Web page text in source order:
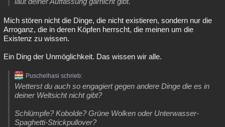
Mich stören nicht die Dinge, die nicht existieren, sondern nur die
Arroganz, die in deren Köpfen herrscht, die meinen um die
Existenz zu wissen.
Ein Ding der Unmöglichkeit. Das wissen wir alle.
Puschelhasi schrieb:
Wetterst du auch so engagiert gegen andere Dinge die es in
deiner Weltsicht nicht gibt?
Schlümpfe? Kobolde? Grüne Wolken oder Unterwasser-
Spaghetti-Strickpullover?